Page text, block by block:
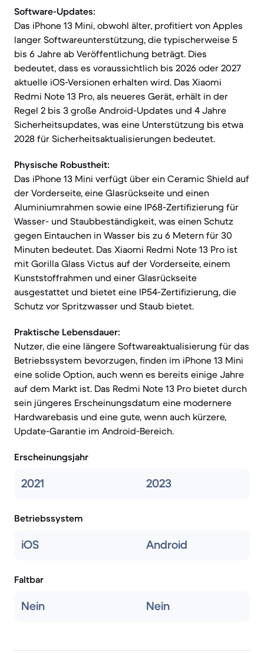
Software-Updates:
Das iPhone 13 Mini, obwohl älter, profitiert von Apples
langer Softwareunterstützung, die typischerweise 5
bis 6 Jahre ab Veröffentlichung beträgt. Dies
bedeutet, dass es voraussichtlich bis 2026 oder 2027
aktuelle iOS-Versionen erhalten wird. Das Xiaomi
Redmi Note 13 Pro, als neueres Gerät, erhält in der
Regel 2 bis 3 große Android-Updates und 4 Jahre
Sicherheitsupdates, was eine Unterstützung bis etwa
2028 für Sicherheitsaktualisierungen bedeutet.
Physische Robustheit:
Das iPhone 13 Mini verfügt über ein Ceramic Shield auf
der Vorderseite, eine Glasrückseite und einen
Aluminiumrahmen sowie eine IP68-Zertifizierung für
Wasser- und Staubbeständigkeit, was einen Schutz
gegen Eintauchen in Wasser bis zu 6 Metern für 30
Minuten bedeutet. Das Xiaomi Redmi Note 13 Pro ist
mit Gorilla Glass Victus auf der Vorderseite, einem
Kunststoffrahmen und einer Glasrückseite
ausgestattet und bietet eine IP54-Zertifizierung, die
Schutz vor Spritzwasser und Staub bietet.
Praktische Lebensdauer:
Nutzer, die eine längere Softwareaktualisierung für das
Betriebssystem bevorzugen, finden im iPhone 13 Mini
eine solide Option, auch wenn es bereits einige Jahre
auf dem Markt ist. Das Redmi Note 13 Pro bietet durch
sein jüngeres Erscheinungsdatum eine modernere
Hardwarebasis und eine gute, wenn auch kürzere,
Update-Garantie im Android-Bereich.
Erscheinungsjahr
2021 2023
Betriebssystem
iOS Android
Faltbar
Nein Nein